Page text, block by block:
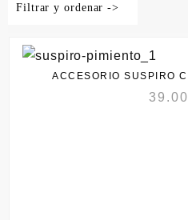
Filtrar y ordenar ->
ACCESORIO SUSPIRO
39.00